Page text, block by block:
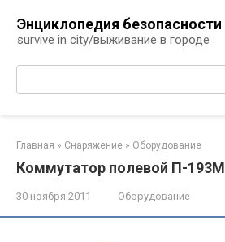
контенту
Энциклопедия безопасности
survive in city/выживание в городе
Поиск:
Главная » Снаряжение » Оборудование
Коммутатор полевой П-193М
30 ноября 2011 Оборудование